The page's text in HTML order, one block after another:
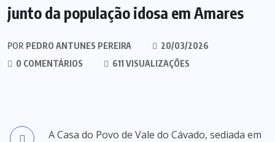
junto da população idosa em Amares
POR PEDRO ANTUNES PEREIRA
20/03/2026
0 COMENTÁRIOS
611 VISUALIZAÇÕES
A Casa do Povo de Vale do Cávado, sediada em